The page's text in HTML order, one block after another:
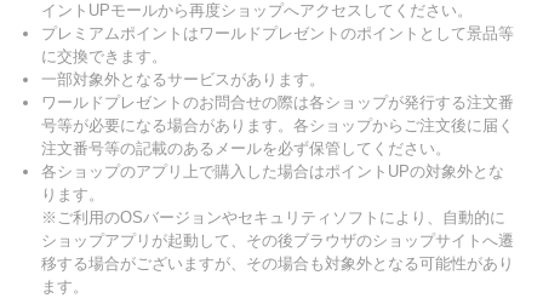
イントUPモールから再度ショップへアクセスしてください。
プレミアムポイントはワールドプレゼントのポイントとして景品等
に交換できます。
一部対象外となるサービスがあります。
ワールドプレゼントのお問合せの際は各ショップが発行する注文番
号等が必要になる場合があります。各ショップからご注文後に届く
注文番号等の記載のあるメールを必ず保管してください。
各ショップのアプリ上で購入した場合はポイントUPの対象外とな
ります。
※ご利用のOSバージョンやセキュリティソフトにより、自動的に
ショップアプリが起動して、その後ブラウザのショップサイトへ遷
移する場合がございますが、その場合も対象外となる可能性があり
ます。